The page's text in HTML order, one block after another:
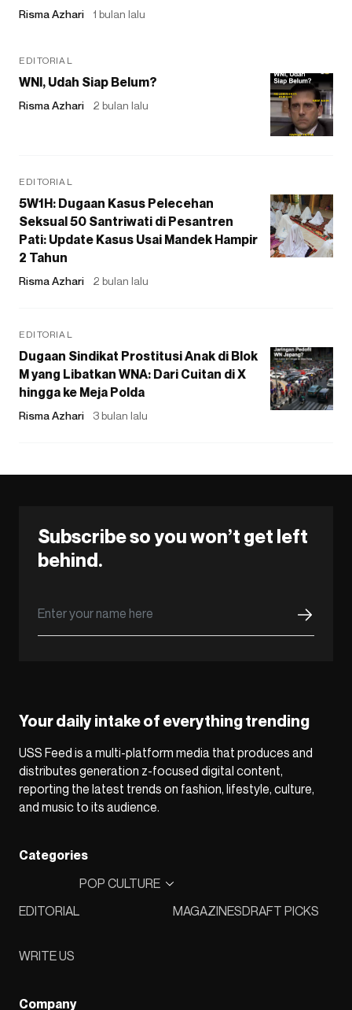
Risma Azhari 1 bulan lalu
EDITORIAL
WNI, Udah Siap Belum?
Risma Azhari 2 bulan lalu
EDITORIAL
5W1H: Dugaan Kasus Pelecehan
Seksual 50 Santriwati di Pesantren
Pati: Update Kasus Usai Mandek Hampir
2 Tahun
Risma Azhari 2 bulan lalu
EDITORIAL
Dugaan Sindikat Prostitusi Anak di Blok
M yang Libatkan WNA: Dari Cuitan di X
hingga ke Meja Polda
Risma Azhari 3 bulan lalu
Subscribe so you won’t get left
behind.
Your daily intake of everything trending
USS Feed is a multi-platform media that produces and
distributes generation z-focused digital content,
reporting the latest trends on fashion, lifestyle, culture,
and music to its audience.
Categories
EDITORIAL
POP CULTURE
MAGAZINESDRAFT PICKS
WRITE US
Company